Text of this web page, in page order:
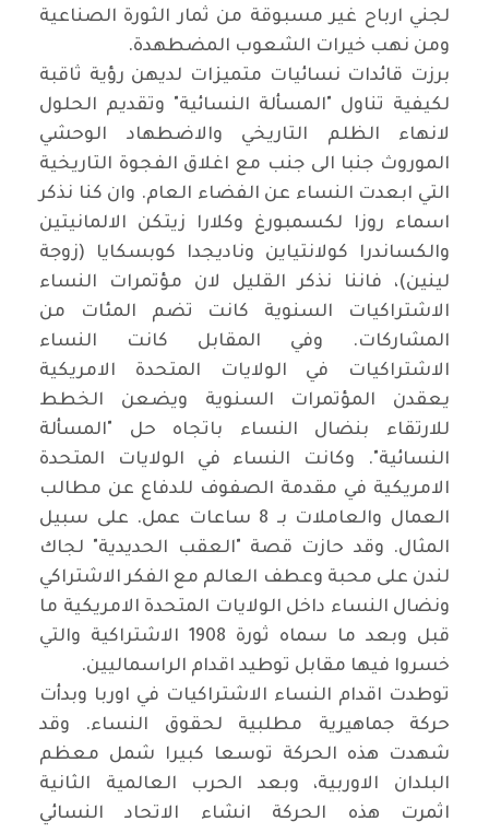
لجني ارباح غير مسبوقة من ثمار الثورة الصناعية
ومن نهب خيرات الشعوب المضطهدة.
برزت قائدات نسائيات متميزات لديهن رؤية ثاقبة
لكيفية تناول "المسألة النسائية" وتقديم الحلول
لانهاء الظلم التاريخي والاضطهاد الوحشي
الموروث جنبا الى جنب مع اغلاق الفجوة التاريخية
التي ابعدت النساء عن الفضاء العام. وان كنا نذكر
اسماء روزا لكسمبورغ وكلارا زيتكن الالمانيتين
والكساندرا كولانتياين وناديجدا كوبسكايا (زوجة
لينين)، فاننا نذكر القليل لان مؤتمرات النساء
الاشتراكيات السنوية كانت تضم المئات من
المشاركات. وفي المقابل كانت النساء
الاشتراكيات في الولايات المتحدة الامريكية
يعقدن المؤتمرات السنوية ويضعن الخطط
للارتقاء بنضال النساء باتجاه حل "المسألة
النسائية". وكانت النساء في الولايات المتحدة
الامريكية في مقدمة الصفوف للدفاع عن مطالب
العمال والعاملات بـ 8 ساعات عمل. على سبيل
المثال. وقد حازت قصة "العقب الحديدية" لجاك
لندن على محبة وعطف العالم مع الفكر الاشتراكي
ونضال النساء داخل الولايات المتحدة الامريكية ما
قبل وبعد ما سماه ثورة 1908 الاشتراكية والتي
خسروا فيها مقابل توطيد اقدام الراسماليين.
توطدت اقدام النساء الاشتراكيات في اوربا وبدأت
حركة جماهيرية مطلبية لحقوق النساء. وقد
شهدت هذه الحركة توسعا كبيرا شمل معظم
البلدان الاوربية، وبعد الحرب العالمية الثانية
اثمرت هذه الحركة انشاء الاتحاد النسائي